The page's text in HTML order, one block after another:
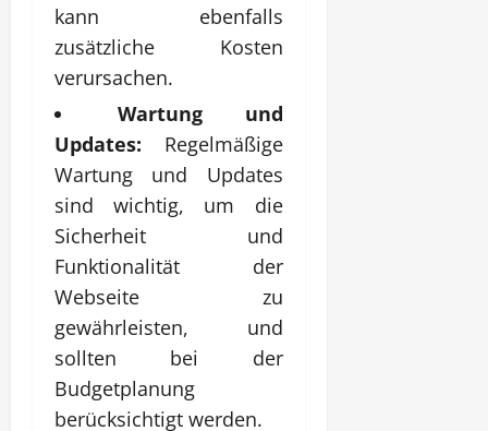
kann ebenfalls
zusätzliche Kosten
verursachen.
Wartung und
Updates: Regelmäßige
Wartung und Updates
sind wichtig, um die
Sicherheit und
Funktionalität der
Webseite zu
gewährleisten, und
sollten bei der
Budgetplanung
berücksichtigt werden.